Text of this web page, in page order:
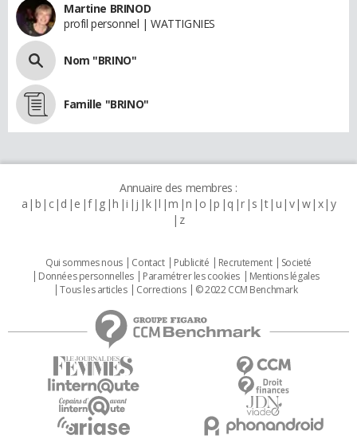
Martine BRINOD
profil personnel | WATTIGNIES
Nom "BRINO"
Famille "BRINO"
Annuaire des membres :
a b c d e f g h i j k l m n o p q r s t u v w x y
z
Qui sommes nous Contact Publicité Recrutement
Societé
Données personnelles
Paramétrer les cookies
Mentions légales
Tous les articles
Corrections © 2022 CCM Benchmark